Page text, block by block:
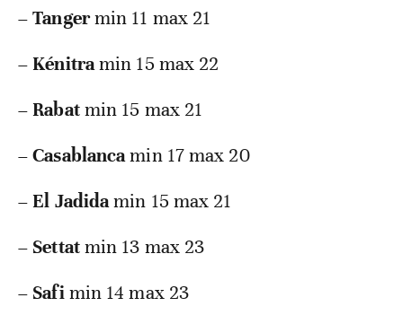
–Tangermin 11 max 21
–Kénitramin 15 max 22
–Rabatmin 15 max 21
–Casablancamin 17 max 20
–El Jadidamin 15 max 21
– Settatmin 13 max 23
– Safimin 14 max 23